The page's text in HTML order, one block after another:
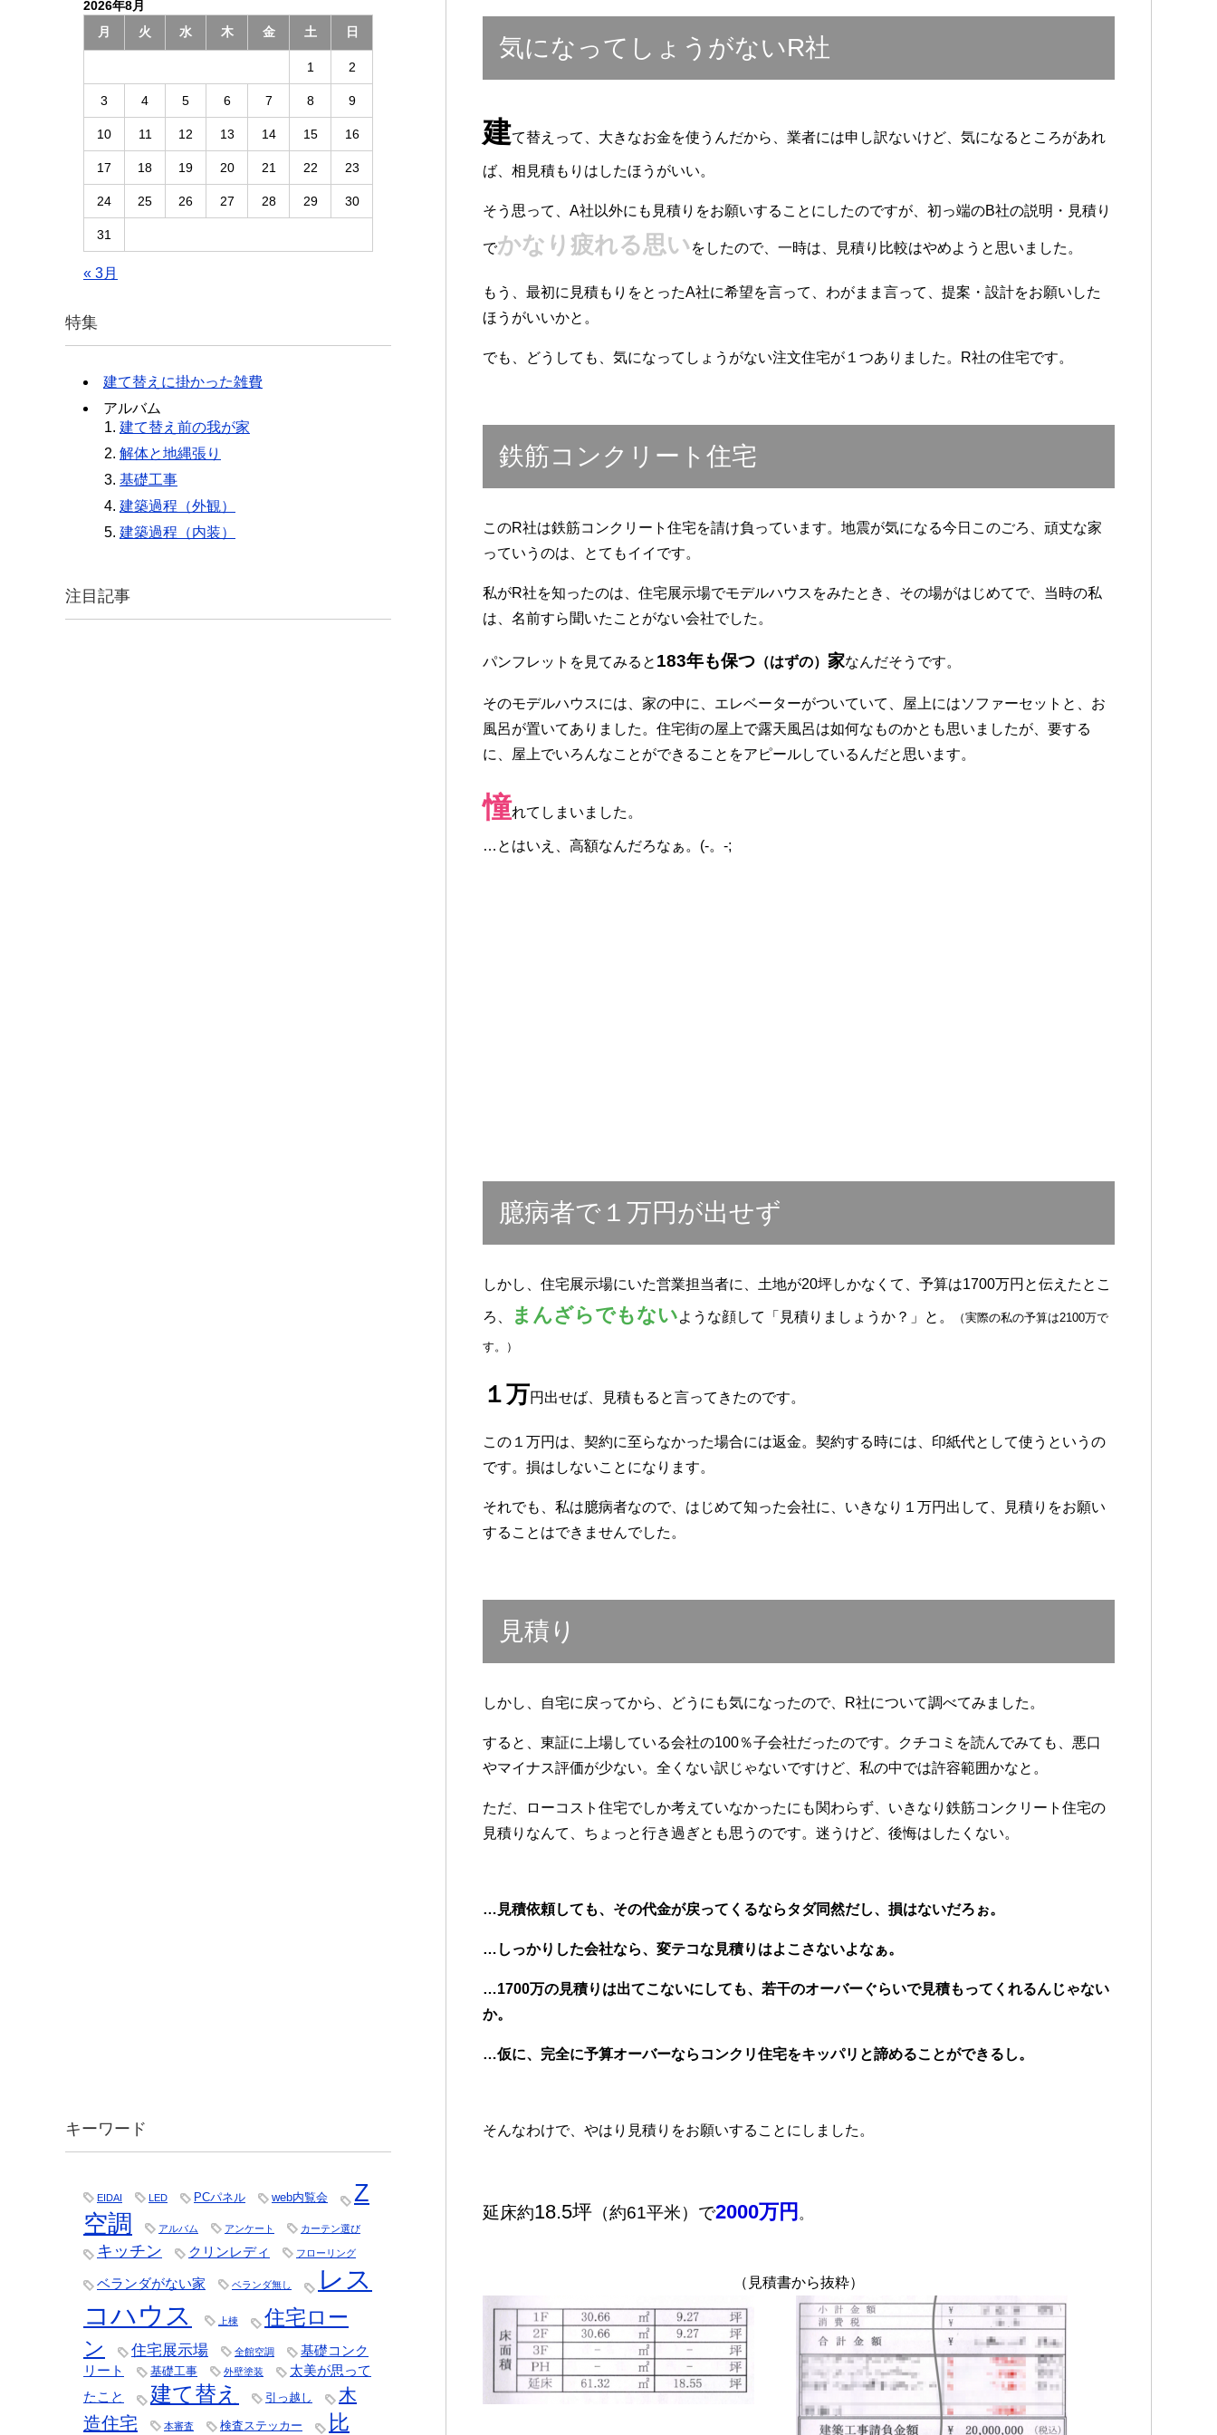
気になってしょうがないR社
建て替えって、大きなお金を使うんだから、業者には申し訳ないけど、気になるところがあれ
ば、相見積もりはしたほうがいい。
そう思って、A社以外にも見積りをお願いすることにしたのですが、初っ端のB社の説明・見積り
でかなり疲れる思いをしたので、一時は、見積り比較はやめようと思いました。
もう、最初に見積もりをとったA社に希望を言って、わがまま言って、提案・設計をお願いした
ほうがいいかと。
でも、どうしても、気になってしょうがない注文住宅が１つありました。R社の住宅です。
鉄筋コンクリート住宅
このR社は鉄筋コンクリート住宅を請け負っています。地震が気になる今日このごろ、頑丈な家
っていうのは、とてもイイです。
私がR社を知ったのは、住宅展示場でモデルハウスをみたとき、その場がはじめてで、当時の私
は、名前すら聞いたことがない会社でした。
パンフレットを見てみると 183年も保つ （はずの） 家なんだそうです。
そのモデルハウスには、家の中に、エレベーターがついていて、屋上にはソファーセットと、お
風呂が置いてありました。住宅街の屋上で露天風呂は如何なものかとも思いましたが、要する
に、屋上でいろんなことができることをアピールしているんだと思います。
憧れてしまいました。
…とはいえ、高額なんだろなぁ。(-。-;
臆病者で１万円が出せず
しかし、住宅展示場にいた営業担当者に、土地が20坪しかなくて、予算は1700万円と伝えたとこ
ろ、 まんざらでもないような顔して「見積りましょうか？」と。 （実際の私の予算は2100万で
す。）
１万円出せば、見積もると言ってきたのです。
この１万円は、契約に至らなかった場合には返金。契約する時には、印紙代として使うというの
です。損はしないことになります。
それでも、私は臆病者なので、はじめて知った会社に、いきなり１万円出して、見積りをお願い
することはできませんでした。
見積り
しかし、自宅に戻ってから、どうにも気になったので、R社について調べてみました。
すると、東証に上場している会社の100％子会社だったのです。クチコミを読んでみても、悪口
やマイナス評価が少ない。全くない訳じゃないですけど、私の中では許容範囲かなと。
ただ、ローコスト住宅でしか考えていなかったにも関わらず、いきなり鉄筋コンクリート住宅の
見積りなんて、ちょっと行き過ぎとも思うのです。迷うけど、後悔はしたくない。
…見積依頼しても、その代金が戻ってくるならタダ同然だし、損はないだろぉ。
…しっかりした会社なら、変テコな見積りはよこさないよなぁ。
…1700万の見積りは出てこないにしても、若干のオーバーぐらいで見積もってくれるんじゃない
か。
…仮に、完全に予算オーバーならコンクリ住宅をキッパリと諦めることができるし。
そんなわけで、やはり見積りをお願いすることにしました。
延床約18.5坪 （約61平米）で2000万円 。
（見積書から抜粋）
2026年8月
月
火 水 木 金 土 日
1 2
3 4 5 6 7 8 9
10 11 12 13 14 15 16
17 18 19 20 21 22 23
24 25 26 27 28 29 30
31
« 3月
特集
建て替えに掛かった雑費
アルバム
建て替え前の我が家
解体と地縄張り
基礎工事
建築過程（外観）
建築過程（内装）
注目記事
キーワード
EIDAI LED PCパネル web内覧会
Z
空調
アルバム アンケート カーテン選び
キッチン クリンレディ フローリング
ベランダがない家 ベランダ無し
レス
コハウス
上棟
住宅ロー
ン
住宅展示場 全館空調
基礎コンク
リート
基礎工事 外壁塗装
太美が思って
たこと
建て替え 引っ越し
木
造住宅
本審査 検査ステッカー 比